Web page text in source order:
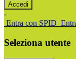
-
Entra con SPID
Seleziona utente